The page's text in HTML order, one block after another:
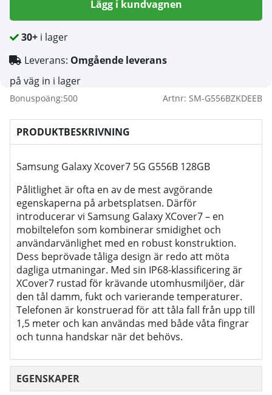
Lägg i kundvagnen
30+ i lager
Leverans: Omgående leverans
på väg in i lager
Bonuspoäng:500 Artnr: SM-G556BZKDEEB
PRODUKTBESKRIVNING
Samsung Galaxy Xcover7 5G G556B 128GB
Pålitlighet är ofta en av de mest avgörande
egenskaperna på arbetsplatsen. Därför
introducerar vi Samsung Galaxy XCover7 – en
mobiltelefon som kombinerar smidighet och
användarvänlighet med en robust konstruktion.
Dess beprövade tåliga design är redo att möta
dagliga utmaningar. Med sin IP68-klassificering är
XCover7 rustad för krävande utomhusmiljöer, där
den tål damm, fukt och varierande temperaturer.
Telefonen är konstruerad för att tåla fall från upp till
1,5 meter och kan användas med både våta fingrar
och tunna handskar när det behövs.
EGENSKAPER